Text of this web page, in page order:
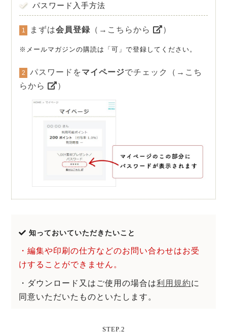
パスワード入手方法
1 まずは会員登録 （→こちらから ）
※メールマガジンの購読は「可」で登録してください。
2 パスワードをマイページでチェック（→こち
らから
）
知っておいていただきたいこと
・編集や印刷の仕方などのお問い合わせはお受
けすることができません。
・ダウンロード又はご使用の場合は利用規約に
同意いただいたものといたします。
STEP.2